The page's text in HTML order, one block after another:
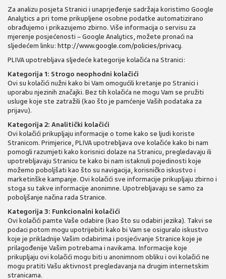
Za analizu posjeta Stranici i unaprjeđenje sadržaja koristimo Google
Analytics a pri tome prikupljene osobne podatke automatizirano
obrađujemo i prikazujemo zbirno. Više informacija o servisu za
mjerenje posjećenosti – Google Analytics, možete pronaći na
sljedećem linku: http://www.google.com/policies/privacy.
PLIVA upotrebljava sljedeće kategorije kolačića na Stranici:
Kategorija 1: Strogo neophodni kolačići
Ovi su kolačići nužni kako bi Vam omogućili kretanje po Stranici i
uporabu njezinih značajki. Bez tih kolačića ne mogu Vam se pružiti
usluge koje ste zatražili (kao što je pamćenje Vaših podataka za
prijavu).
Kategorija 2: Analitički kolačići
Ovi kolačići prikupljaju informacije o tome kako se ljudi koriste
Stranicom. Primjerice, PLIVA upotrebljava ove kolačiće kako bi nam
pomogli razumjeti kako korisnici dolaze na Stranicu, pregledavaju ili
upotrebljavaju Stranicu te kako bi nam istaknuli pojedinosti koje
možemo poboljšati kao što su navigacija, korisničko iskustvo i
marketinške kampanje. Ovi kolačići sve informacije prikupljaju zbirno i
stoga su takve informacije anonimne. Upotrebljavaju se samo za
poboljšanje načina rada Stranice.
Kategorija 3: Funkcionalni kolačići
Ovi kolačići pamte Vaše odabire (kao što su odabiri jezika). Takvi se
podaci potom mogu upotrijebiti kako bi Vam se osiguralo iskustvo
koje je prikladnije Vašim odabirima i posjećivanje Stranice koje je
prilagođenije Vašim potrebama i navikama. Informacije koje
prikupljaju ovi kolačići mogu biti u anonimnom obliku i ovi kolačići ne
mogu pratiti Vašu aktivnost pregledavanja na drugim internetskim
stranicama.